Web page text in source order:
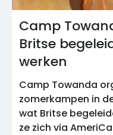
Camp
Britse
werken
Camp Towanda
zomerkampen in
wat Britse
ze zich via